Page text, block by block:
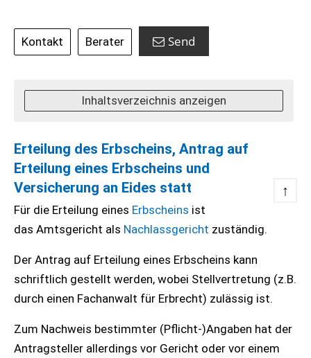
Kontakt Berater Send
Inhaltsverzeichnis anzeigen
Erteilung des Erbscheins, Antrag auf
Erteilung eines Erbscheins und
Versicherung an Eides statt
↑
Für die Erteilung eines Erbscheins ist
das Amtsgericht als Nachlassgericht zuständig.
Der Antrag auf Erteilung eines Erbscheins kann
schriftlich gestellt werden, wobei Stellvertretung (z.B.
durch einen Fachanwalt für Erbrecht) zulässig ist.
Zum Nachweis bestimmter (Pflicht-)Angaben hat der
Antragsteller allerdings vor Gericht oder vor einem